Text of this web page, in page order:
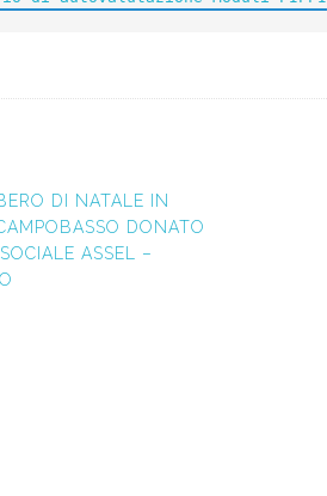
DI NATALE IN
DONATO
ASSEL –